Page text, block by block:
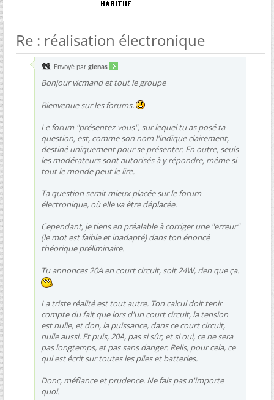
Re : réalisation électronique
Envoyé par gienas
Bonjour vicmand et tout le groupe
Bienvenue sur les forums.
Le forum "présentez-vous", sur lequel tu as posé ta
question, est, comme son nom l'indique clairement,
destiné uniquement pour se présenter. En outre, seuls
les modérateurs sont autorisés à y répondre, même si
tout le monde peut le lire.
Ta question serait mieux placée sur le forum
électronique, où elle va être déplacée.
Cependant, je tiens en préalable à corriger une "erreur"
(le mot est faible et inadapté) dans ton énoncé
théorique préliminaire.
Tu annonces 20A en court circuit, soit 24W, rien que ça.
La triste réalité est tout autre. Ton calcul doit tenir
compte du fait que lors d'un court circuit, la tension
est nulle, et don, la puissance, dans ce court circuit,
nulle aussi. Et puis, 20A, pas si sûr, et si oui, ce ne sera
pas longtemps, et pas sans danger. Relis, pour cela, ce
qui est écrit sur toutes les piles et batteries.
Donc, méfiance et prudence. Ne fais pas n'importe
quoi.